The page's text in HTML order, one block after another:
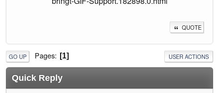
QUOTE
GO UP Pages 1 USER ACTIONS
Quick Reply